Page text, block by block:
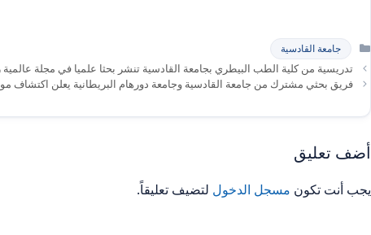
التصنيفات
جامعة القادسية
تدريسية من كلية الطب البيطري بجامعة القادسية تنشر بحثا علميا في مجلة عالمية
فريق بحثي مشترك من جامعة القادسية وجامعة دورهام البريطانية يعلن اكتشاف
أضف تعليق
يجب أنت تكون مسجل الدخول لتضيف تعليقاً.